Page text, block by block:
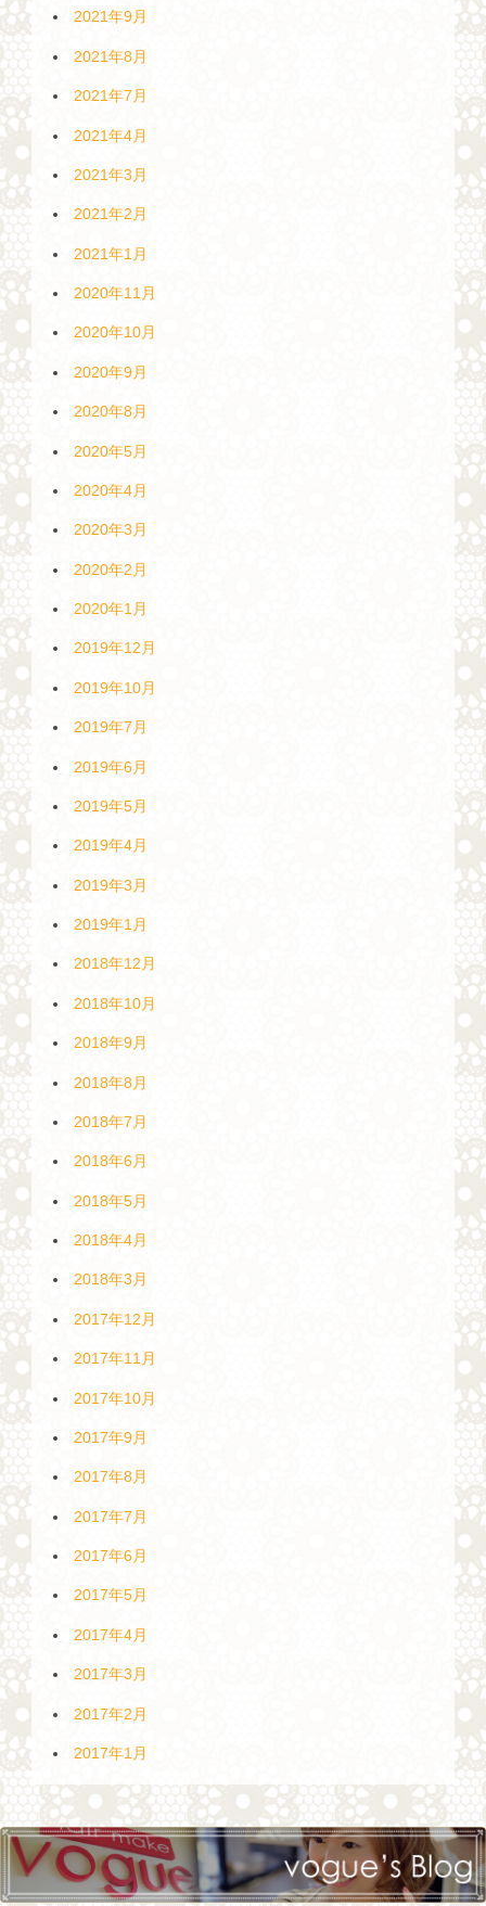
2021年9月
2021年8月
2021年7月
2021年4月
2021年3月
2021年2月
2021年1月
2020年11月
2020年10月
2020年9月
2020年8月
2020年5月
2020年4月
2020年3月
2020年2月
2020年1月
2019年12月
2019年10月
2019年7月
2019年6月
2019年5月
2019年4月
2019年3月
2019年1月
2018年12月
2018年10月
2018年9月
2018年8月
2018年7月
2018年6月
2018年5月
2018年4月
2018年3月
2017年12月
2017年11月
2017年10月
2017年9月
2017年8月
2017年7月
2017年6月
2017年5月
2017年4月
2017年3月
2017年2月
2017年1月